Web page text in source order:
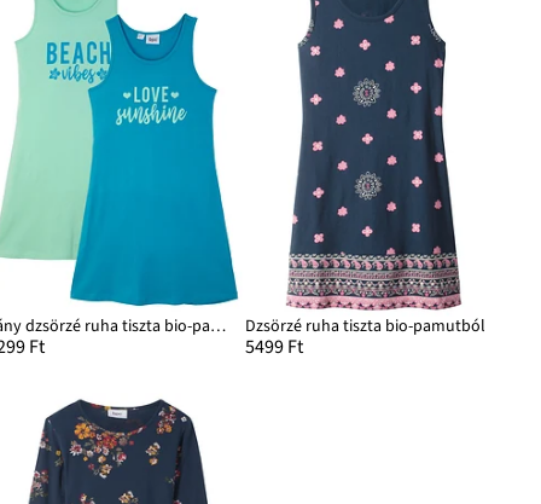
Lány dzsörzé ruha tiszta bio-pamutból (2 db-os csomag)
Ft
Dzsörzé ruha tiszta bio-pamutból
5499 Ft